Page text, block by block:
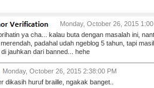
Monday, October 26, 2015
ya cha... kalau buta dengan masalah ini,
padahal udah ngeblog 5 tahun, tapi
jauhkan dari banned... hehe
Monday, October 26, 2015 2:38:00 PM
dikasih huruf braille, ngakak banget..